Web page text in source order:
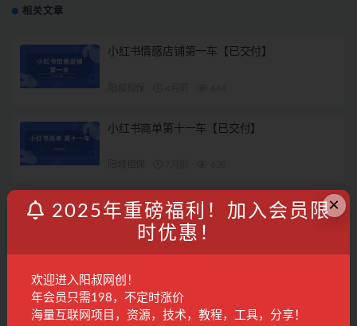
相关文章
小红书情感店铺第一车【已交付】
小红书商单第十一车【已交付】
小红书涨粉变现120天特训营Pro版11.0：从0到
1掌握平台运营,内容制作和变现
精品课程 10月前
2026年07月29日阳叔网创地球村的特邀会议
会议回放 1周前 380
×
2025年重磅福利！加入会员限
时优惠！
欢迎进入阳叔网创！
年会员只需198，不定时涨价
海量互联网项目，资源，技术，教程，工具，分享！